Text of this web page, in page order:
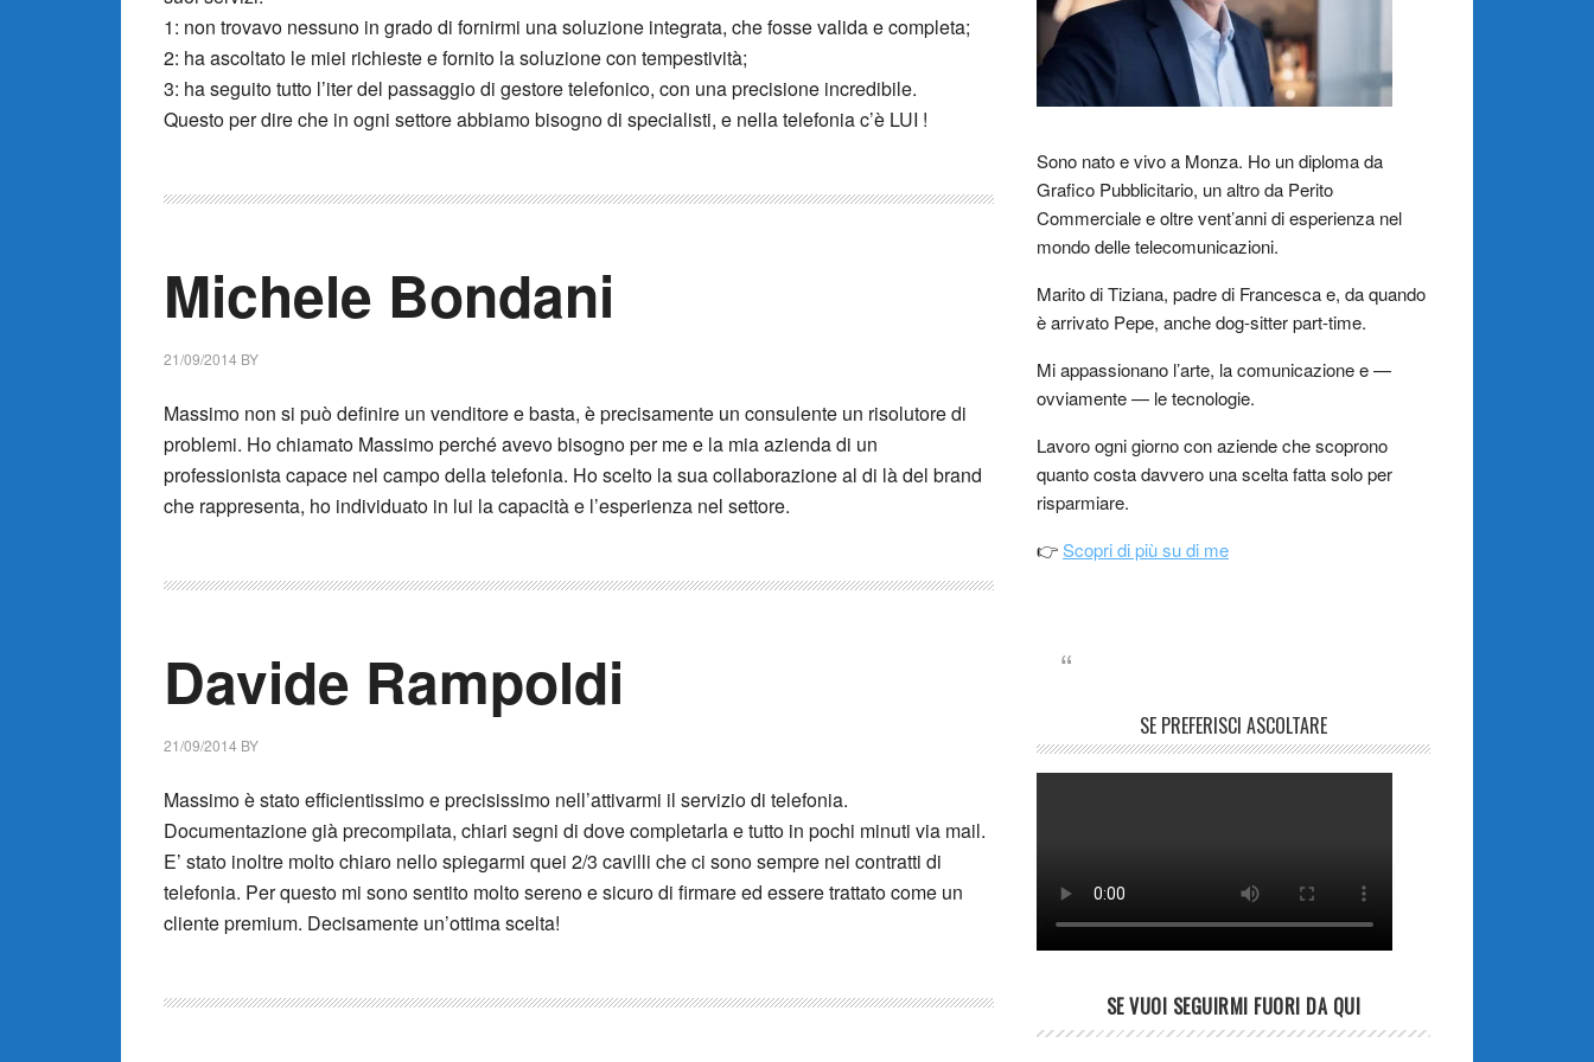
1: non trovavo nessuno in grado di fornirmi una soluzione integrata, che fosse valida e completa;
2: ha ascoltato le miei richieste e fornito la soluzione con tempestività;
3: ha seguito tutto l’iter del passaggio di gestore telefonico, con una precisione incredibile.
Questo per dire che in ogni settore abbiamo bisogno di specialisti, e nella telefonia c’è LUI !
Michele Bondani
21/09/2014 BY
Massimo non si può definire un venditore e basta, è precisamente un consulente un risolutore di
problemi. Ho chiamato Massimo perché avevo bisogno per me e la mia azienda di un
professionista capace nel campo della telefonia. Ho scelto la sua collaborazione al di là del brand
che rappresenta, ho individuato in lui la capacità e l’esperienza nel settore.
Davide Rampoldi
21/09/2014 BY
Massimo è stato efficientissimo e precisissimo nell’attivarmi il servizio di telefonia.
Documentazione già precompilata, chiari segni di dove completarla e tutto in pochi minuti via mail.
E’ stato inoltre molto chiaro nello spiegarmi quei 2/3 cavilli che ci sono sempre nei contratti di
telefonia. Per questo mi sono sentito molto sereno e sicuro di firmare ed essere trattato come un
cliente premium. Decisamente un’ottima scelta!
Sono nato e vivo a Monza. Ho un diploma da
Grafico Pubblicitario, un altro da Perito
Commerciale e oltre vent’anni di esperienza nel
mondo delle telecomunicazioni.
Marito di Tiziana, padre di Francesca e, da quando
è arrivato Pepe, anche dog-sitter part-time.
Mi appassionano l’arte, la comunicazione e —
ovviamente — le tecnologie.
Lavoro ogni giorno con aziende che scoprono
quanto costa davvero una scelta fatta solo per
risparmiare.
👉Scopri di più su di me
SE PREFERISCI ASCOLTARE
SE VUOI SEGUIRMI FUORI DA QUI